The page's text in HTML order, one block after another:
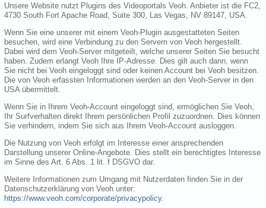
Unsere Website nutzt Plugins des Videoportals Veoh. Anbieter ist die FC2,
4730 South Fort Apache Road, Suite 300, Las Vegas, NV 89147, USA.
Wenn Sie eine unserer mit einem Veoh-Plugin ausgestatteten Seiten
besuchen, wird eine Verbindung zu den Servern von Veoh hergestellt.
Dabei wird dem Veoh-Server mitgeteilt, welche unserer Seiten Sie besucht
haben. Zudem erlangt Veoh Ihre IP-Adresse. Dies gilt auch dann, wenn
Sie nicht bei Veoh eingeloggt sind oder keinen Account bei Veoh besitzen.
Die von Veoh erfassten Informationen werden an den Veoh-Server in den
USA übermittelt.
Wenn Sie in Ihrem Veoh-Account eingeloggt sind, ermöglichen Sie Veoh,
Ihr Surfverhalten direkt Ihrem persönlichen Profil zuzuordnen. Dies können
Sie verhindern, indem Sie sich aus Ihrem Veoh-Account ausloggen.
Die Nutzung von Veoh erfolgt im Interesse einer ansprechenden
Darstellung unserer Online-Angebote. Dies stellt ein berechtigtes Interesse
im Sinne des Art. 6 Abs. 1 lit. f DSGVO dar.
Weitere Informationen zum Umgang mit Nutzerdaten finden Sie in der
Datenschutzerklärung von Veoh unter:
https://www.veoh.com/corporate/privacypolicy.